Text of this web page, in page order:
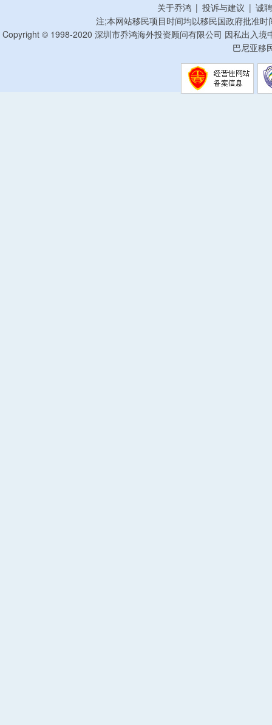
关于乔鸿 | 投诉与建议 | 诚
注;本网站移民项目时间均以移民国政府批准
Copyright © 1998-2020 深圳市乔鸿海外投资顾问有限公司 因私出入
巴尼亚移